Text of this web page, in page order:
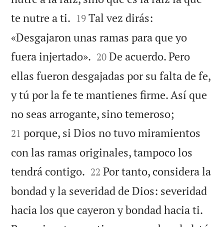
te nutre a ti. 

19 Tal vez dirás:
«Desgajaron unas ramas para que yo
fuera injertado». 

20 De acuerdo. Pero
ellas fueron desgajadas por su falta de fe,
y tú por la fe te mantienes firme. Así que
no seas arrogante, sino temeroso;
21 porque, si Dios no tuvo miramientos
con las ramas originales, tampoco los
tendrá contigo. 

22 Por tanto, considera la
bondad y la severidad de Dios: severidad
hacia los que cayeron y bondad hacia ti.